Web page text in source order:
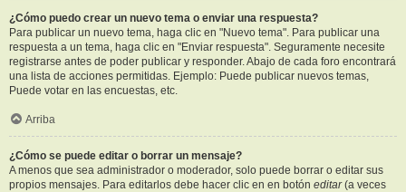
¿Cómo puedo crear un nuevo tema o enviar una respuesta?
Para publicar un nuevo tema, haga clic en "Nuevo tema". Para publicar una
respuesta a un tema, haga clic en "Enviar respuesta". Seguramente necesite
registrarse antes de poder publicar y responder. Abajo de cada foro encontrará
una lista de acciones permitidas. Ejemplo: Puede publicar nuevos temas,
Puede votar en las encuestas, etc.
Arriba
¿Cómo se puede editar o borrar un mensaje?
A menos que sea administrador o moderador, solo puede borrar o editar sus
propios mensajes. Para editarlos debe hacer clic en en botón editar(a veces